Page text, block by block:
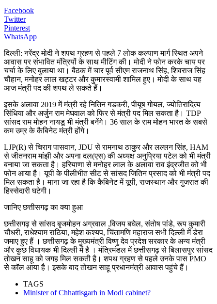
Facebook
Twitter
Pinterest
WhatsApp
दिल्ली: नरेंद्र मोदी ने शपथ ग्रहण से पहले 7 लोक कल्याण मार्ग स्थित अपने
आवास पर संभावित मंत्रियों के साथ मीटिंग की। मोदी ने फोन करके चाय पर
चर्चा के लिए बुलाया था। बैठक में चार पूर्व सीएम राजनाथ सिंह, शिवराज सिंह
चौहान, मनोहर लाल खट्टर और कुमारस्वामी शामिल हुए। मोदी के साथ यह
आज मंत्री पद की शपथ ले सकते हैं।
इसके अलावा 2019 में मंत्री रहे नितिन गडकरी, पीयूष गोयल, ज्योतिरादित्य
सिंधिया और अर्जुन राम मेघवाल को फिर से मंत्री पद मिल सकता है। TDP
सांसद राम मोहन नायडू भी मंत्री बनेंगे। 36 साल के राम मोहन भारत के सबसे
कम उम्र के कैबिनेट मंत्री होंगे।
LJP(R) से चिराग पासवान, JDU से रामनाथ ठाकुर और लल्लन सिंह, HAM
से जीतनराम मांझी और अपना दल(एस) की अध्यक्ष अनुप्रिया पटेल को भी मंत्री
बनाया जा सकता है। हरियाणा से मनोहर लाल के अलावा राव इंद्रजीत को भी
फोन आया है। यूपी के पीलीभीत सीट से सांसद जितिन प्रसाद को भी मंत्री पद
मिल सकता है। माना जा रहा है कि कैबिनेट में यूपी, राजस्थान और गुजरात की
हिस्सेदारी घटेगी।
जानिए छत्तीसगढ़ का क्या हुआ
छत्तीसगढ़ से सांसद बृजमोहन अग्रवाल ,विजय बघेल, संतोष पांडे, रूप कुमारी
चौधरी, राधेश्याम राठिया, महेश कश्यप, चिंतामणि महाराज सभी दिल्ली में डेरा
जमाए हुए हैं । छत्तीसगढ़ के मुख्यमंत्री विष्णु देव प्रदेश सरकार के अन्य मंत्री
और कुछ विधायक भी दिल्ली में है । मंत्रिमंडल में छत्तीसगढ़ से बिलासपुर सांसद
तोखन साहू को जगह मिल सकती है। शपथ ग्रहण से पहले उनके पास PMO
से कॉल आया है। इसके बाद तोखन साहू प्रधानमंत्री आवास पहुंचे हैं।
TAGS
Minister of Chhattisgarh in Modi cabinet?